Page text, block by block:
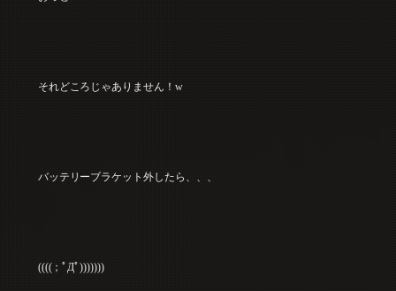
それどころじゃありません！w
バッテリーブラケット外したら、、、
((((；ﾟДﾟ)))))))